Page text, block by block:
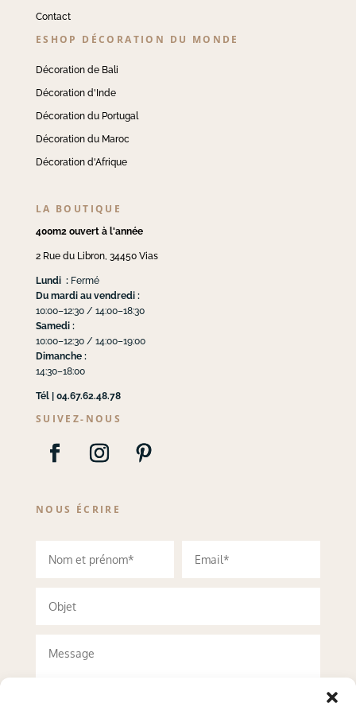
Contact
ESHOP DÉCORATION DU MONDE
Décoration de Bali
Décoration d'Inde
Décoration du Portugal
Décoration du Maroc
Décoration d'Afrique
LA BOUTIQUE
400m2 ouvert à l'année
2 Rue du Libron, 34450 Vias
Lundi :Fermé
Du mardi au vendredi :
10:00–12:30 / 14:00–18:30
Samedi :
10:00–12:30 / 14:00–19:00
Dimanche :
14:30–18:00
Tél | 04.67.62.48.78
SUIVEZ-NOUS
NOUS ÉCRIRE